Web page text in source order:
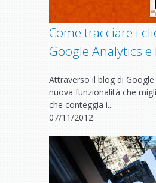
Come tracciare i
Google Analytics e
Attraverso il blog di
nuova funzionalità che
che conteggia i...
07/11/2012